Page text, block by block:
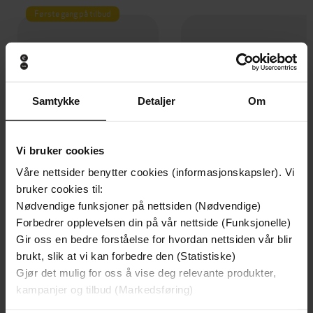
Samtykke Detaljer Om
Vi bruker cookies
Våre nettsider benytter cookies (informasjonskapsler). Vi
bruker cookies til:
Nødvendige funksjoner på nettsiden (Nødvendige)
Forbedrer opplevelsen din på vår nettside (Funksjonelle)
Gir oss en bedre forståelse for hvordan nettsiden vår blir
brukt, slik at vi kan forbedre den (Statistiske)
Gjør det mulig for oss å vise deg relevante produkter,
kampanjer og tilbud (Markedsføring)
Første gang på tilbud
209,-
Døde sjeler synger ikke
Jussi Adler-Olsen
LYDBOK
399,-
Den siste saken
Jørn Lier Horst
LYDBOK